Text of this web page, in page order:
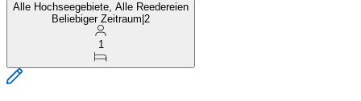
Alle Hochseegebiete, Alle Reedereien
Beliebiger Zeitraum 2
1